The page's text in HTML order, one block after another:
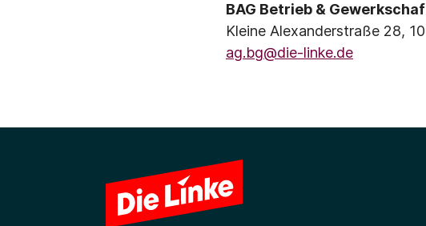
BAG Betrieb &
Kleine Alexanderstraße 28,
ag.bg@die-linke.de